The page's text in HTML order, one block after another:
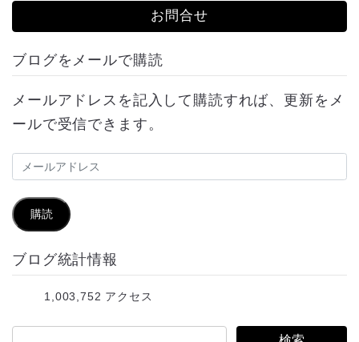
お問合せ
ブログをメールで購読
メールアドレスを記入して購読すれば、更新をメ
ールで受信できます。
メ
ル
ア
ド
購読
ブログ統計情報
1,003,752 アクセス